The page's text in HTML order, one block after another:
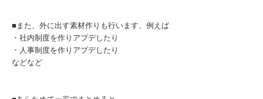
■また、外に出す素材作りも行います、例えば
・社内制度を作りアプデしたり
・人事制度を作りアプデしたり
などなど